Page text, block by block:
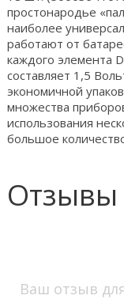
простонародье
наиболее
работают от
каждого элемента
составляет 1,5
экономичной
множества
использования
большое
Отзывы
Ваш отзыв